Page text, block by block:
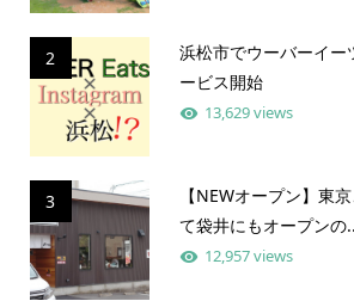
2
浜松市でウーバーイ
ービス開始
13,629 views
3
【NEWオープン】東
て袋井にもオープンの
12,957 views